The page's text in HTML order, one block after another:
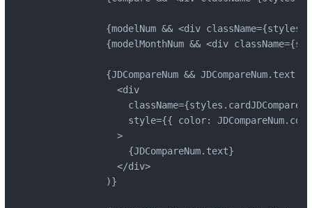
{modelNum && <div
{modelMonthNum && <div
{JDCompareNum && JDCompareNum.text
              <div
style={{ color:
              >
                {JDCompareNum.text}
              </div>
            )}